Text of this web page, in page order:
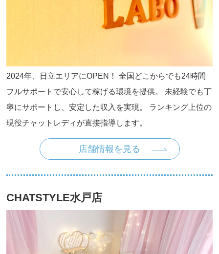
2024年、日立エリアにOPEN！ 全国どこからでも24時間
フルサポートで安心して稼げる環境を提供。 未経験でも丁
寧にサポートし、安定した収入を実現。 ランキング上位の
現役チャットレディが直接指導します。
店舗情報を見る
CHATSTYLE水戸店